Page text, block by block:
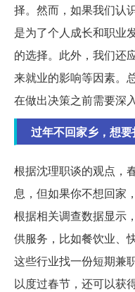
择。然而，如果我们认
是为了个人成长和职业
的选择。此外，我们还
来就业的影响等因素。
在做出决策之前需要深
过年不回家乡，想
根据沈理职谈的观点，
息，但如果你不想回家
根据相关调查数据显示
供服务，比如餐饮业、
这些行业找一份短期兼
以度过春节，还可以获